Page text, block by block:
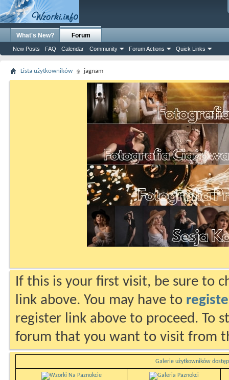
What's New? Forum
New Posts FAQ Calendar Community Forum Actions Quick Links
Lista użytkowników jagnam
If this is your first visit, be sure to
link above. You may have to
register link above to proceed. To
forum that you want to visit from
Galerie użytkowników